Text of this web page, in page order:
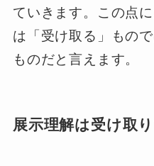
ていきます。この点
は「受け取る」もの
ものだと言えます。
展示理解は受け取